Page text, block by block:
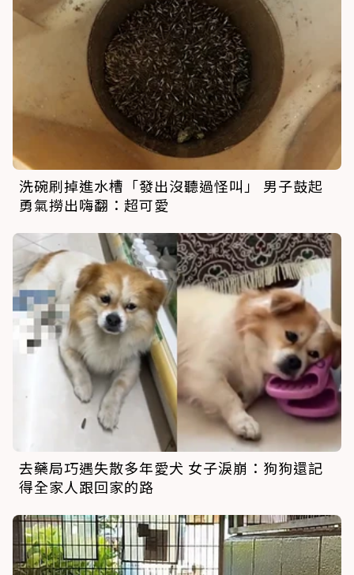
洗碗刷掉進水槽「發出沒聽過怪叫」 男子鼓起
勇氣撈出嗨翻：超可愛
去藥局巧遇失散多年愛犬 女子淚崩：狗狗還記
得全家人跟回家的路